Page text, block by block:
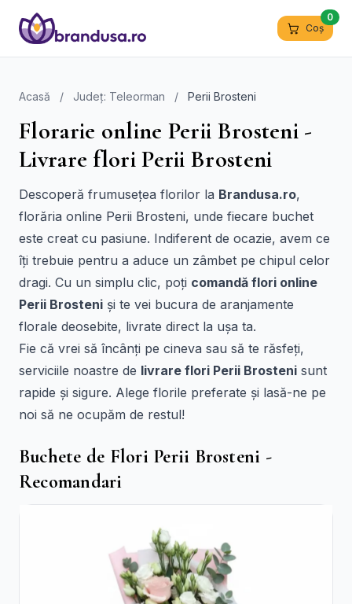
Coș
0
Acasă / Județ: Teleorman / Perii Brosteni
Florarie online Perii Brosteni -
Livrare flori Perii Brosteni
Descoperă frumusețea florilor la Brandusa.ro,
florăria online Perii Brosteni, unde fiecare buchet
este creat cu pasiune. Indiferent de ocazie, avem ce
îți trebuie pentru a aduce un zâmbet pe chipul celor
dragi. Cu un simplu clic, poți comandă flori online
Perii Brosteni și te vei bucura de aranjamente
florale deosebite, livrate direct la ușa ta.
Fie că vrei să încânți pe cineva sau să te răsfeți,
serviciile noastre de livrare flori Perii Brosteni sunt
rapide și sigure. Alege florile preferate și lasă-ne pe
noi să ne ocupăm de restul!
Buchete de Flori Perii Brosteni -
Recomandari